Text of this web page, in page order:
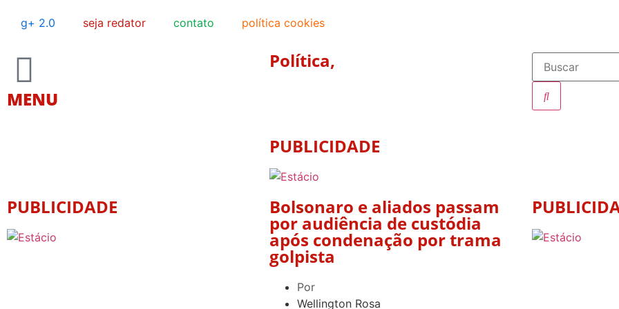
g+ 2.0 seja redator contato política cookies
MENU
Política,
PUBLICIDADE
PUBLICIDADE Bolsonaro e aliados passam
por audiência de custódia
após condenação por trama
golpista
Por
Wellington Rosa